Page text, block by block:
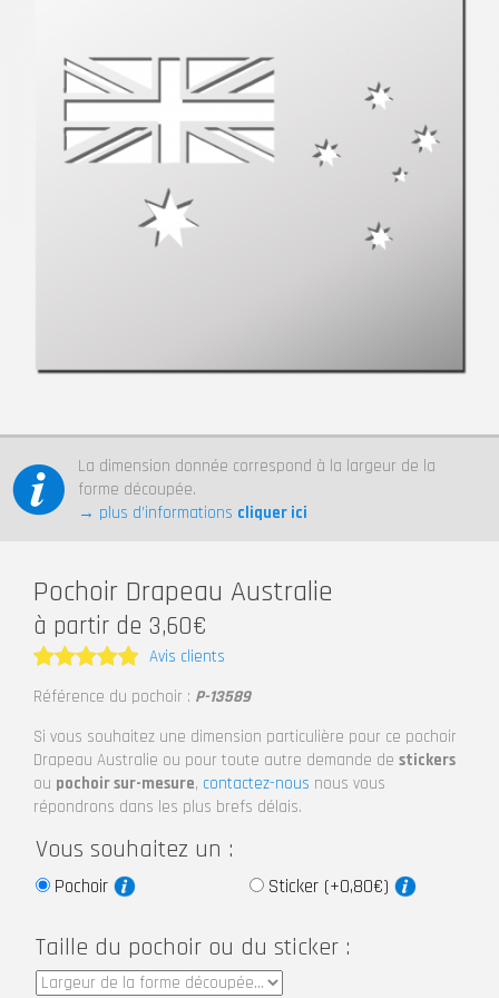
La dimension donnée correspond à la largeur de la
forme découpée.
→ plus d’informations cliquer ici
Pochoir Drapeau Australie
à partir de 3,60€
Note5
Avis clients
Référence du pochoir : P-13589
Si vous souhaitez une dimension particulière pour ce pochoir
Drapeau Australie ou pour toute autre demande de stickers
ou pochoir sur-mesure, contactez-nous nous vous
répondrons dans les plus brefs délais.
Vous souhaitez un :
Pochoir Sticker (+0,80€)
Taille du pochoir ou du sticker :